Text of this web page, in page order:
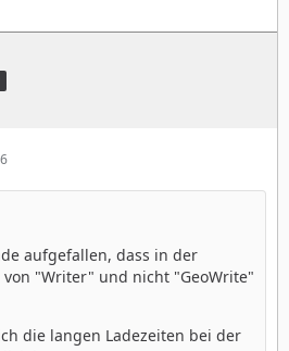
aufgefallen, dass in der
"Writer" und nicht "GeoWrite"
die langen Ladezeiten bei der